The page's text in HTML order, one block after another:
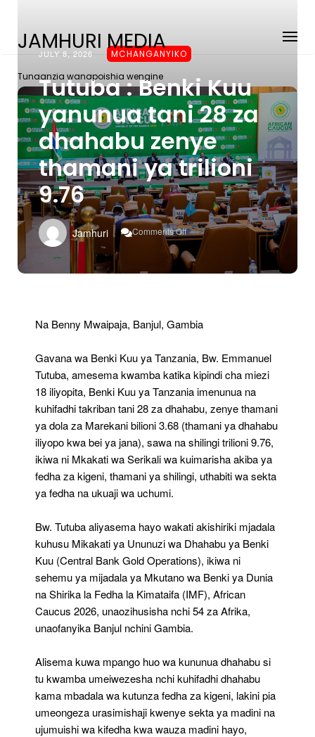
JAMHURI MEDIA
Tunaanzia wanapoishia wengine
JULY 8, 2026 MCHANGANYIKO
Tutuba : Benki Kuu
yanunua tani 28 za
dhahabu zenye
thamani ya trilioni
9.76
Jamhuri Comments Off
On
Tutuba
:
Benki
28
Za
Zenye
Thamani
Trilioni
9.76
Na Benny Mwaipaja, Banjul, Gambia
Gavana wa Benki Kuu ya Tanzania, Bw. Emmanuel
Tutuba, amesema kwamba katika kipindi cha miezi
18 iliyopita, Benki Kuu ya Tanzania imenunua na
kuhifadhi takriban tani 28 za dhahabu, zenye thamani
ya dola za Marekani bilioni 3.68 (thamani ya dhahabu
iliyopo kwa bei ya jana), sawa na shilingi trilioni 9.76,
ikiwa ni Mkakati wa Serikali wa kuimarisha akiba ya
fedha za kigeni, thamani ya shilingi, uthabiti wa sekta
ya fedha na ukuaji wa uchumi.
Bw. Tutuba aliyasema hayo wakati akishiriki mjadala
kuhusu Mikakati ya Ununuzi wa Dhahabu ya Benki
Kuu (Central Bank Gold Operations), ikiwa ni
sehemu ya mijadala ya Mkutano wa Benki ya Dunia
na Shirika la Fedha la Kimataifa (IMF), African
Caucus 2026, unaozihusisha nchi 54 za Afrika,
unaofanyika Banjul nchini Gambia.
Alisema kuwa mpango huo wa kununua dhahabu si
tu kwamba umeiwezesha nchi kuhifadhi dhahabu
kama mbadala wa kutunza fedha za kigeni, lakini pia
umeongeza urasimishaji kwenye sekta ya madini na
ujumuishi wa kifedha kwa wauza madini hayo,